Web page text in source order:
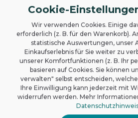
der Wertstoffsammlung zuführen.
und Auszeichnungen
Cookie-
Wir verwenden Cookies. Einige
erforderlich (z. B. für den Warenkorb).
statistische Auswertungen, unser
Einkaufserlebnis für Sie weiter zu
unserer Komfortfunktionen (z. B. Ihr
basieren auf Cookies. Sie können
verwalten" selbst entscheiden, welche
Ihre Einwilligung kann jederzeit mit
widerrufen werden. Mehr